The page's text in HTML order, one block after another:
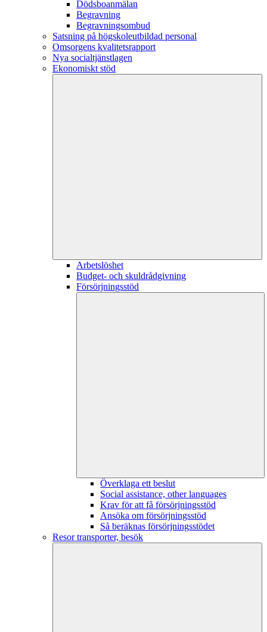
Dödsboanmälan
Begravning
Begravningsombud
Satsning på högskoleutbildad personal
Omsorgens kvalitetsrapport
Nya socialtjänstlagen
Ekonomiskt stöd
Arbetslöshet
Budget- och skuldrådgivning
Försörjningsstöd
Överklaga ett beslut
Social assistance, other languages
Krav för att få försörjningsstöd
Ansöka om försörjningsstöd
Så beräknas försörjningsstödet
Resor transporter, besök